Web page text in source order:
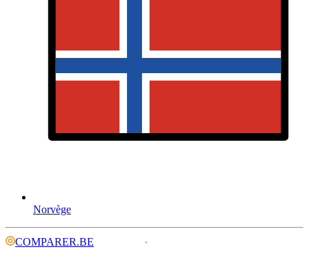
Norvège
COMPARER.BE